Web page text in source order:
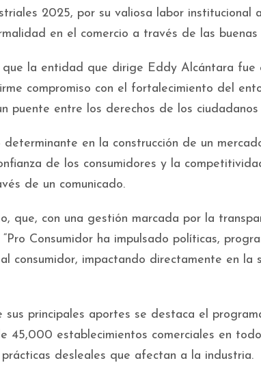
2025, por su valiosa labor institucional
en el comercio a través de las
la entidad que dirige Eddy Alcántara fue
compromiso con el fortalecimiento del
puente entre los derechos de los
determinante en la construcción de un
de los consumidores y la
de un comunicado.
que, con una gestión marcada por la
Consumidor ha impulsado políticas,
consumidor, impactando directamente en
sus principales aportes se destaca el
45,000 establecimientos comerciales en
desleales que afectan a la industria.